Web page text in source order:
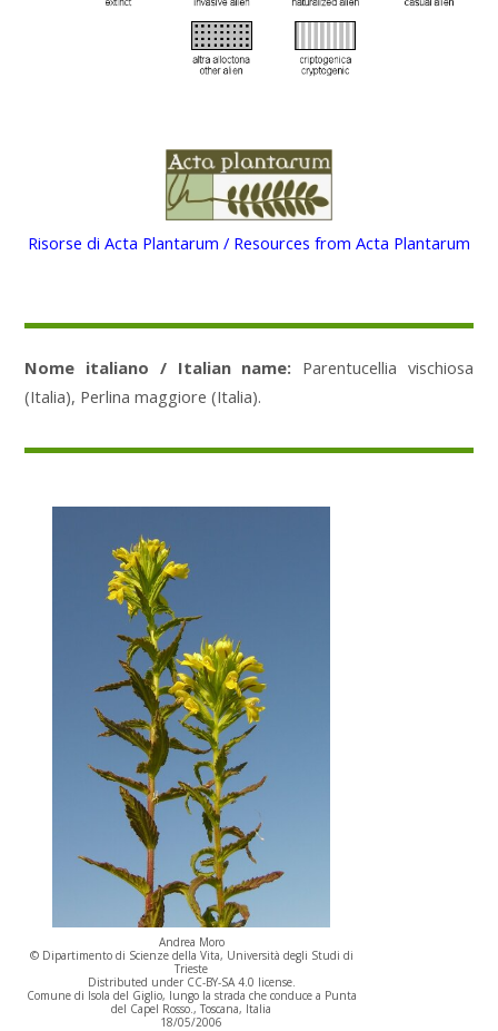
Risorse di Acta Plantarum / Resources from Acta Plantarum
Nome italiano / Italian name: Parentucellia vischiosa
(Italia), Perlina maggiore (Italia).
Andrea Moro
© Dipartimento di Scienze della Vita, Università degli Studi di
Trieste
Distributed under CC-BY-SA 4.0 license.
Comune di Isola del Giglio, lungo la strada che conduce a Punta
del Capel Rosso., Toscana, Italia
18/05/2006